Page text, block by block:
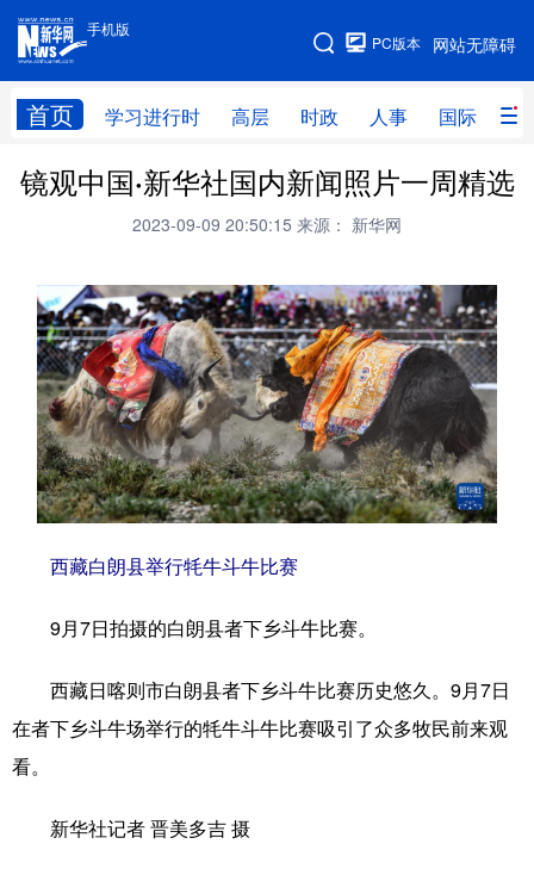
手机版
网站无障碍
PC版本
首页 学习进行时 高层 时政 人事 国际 财
手机版
网站地图
学习进行时 高层 时政 人事
财经 网评
台湾 思客智库 全球连线 教育
科技 科创 量子 体育
文化 书画 健康 军事
访谈 视频 图片 政务
法律 中央文件 金融 汽车
食品 人居 信息化 数字经济
学术中国 乡村振兴
城市 旅游 能源
彩票 娱乐 时尚 悦读
公益 一带一路 亚太网 上市公司
镜观中国·新华社国内新闻照片一周精选
2023-09-09 20:50:15 来源： 新华网
西藏白朗县举行牦牛斗牛比赛
9月7日拍摄的白朗县者下乡斗牛比赛。
西藏日喀则市白朗县者下乡斗牛比赛历史悠久。9月7日
在者下乡斗牛场举行的牦牛斗牛比赛吸引了众多牧民前来观
看。
新华社记者 晋美多吉 摄